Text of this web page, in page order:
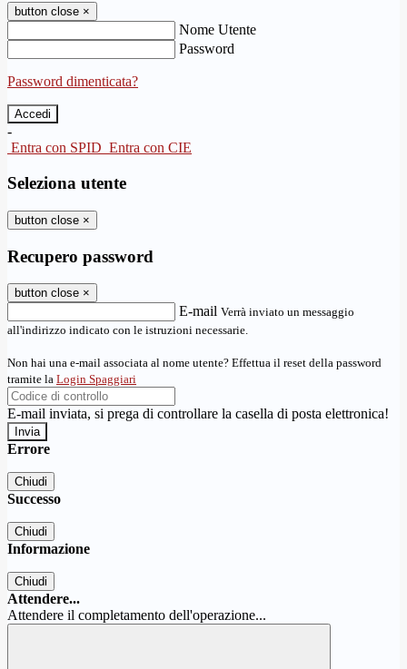
button close ×
Nome Utente
Password
Password dimenticata?
-
Entra con SPID Entra con CIE
Seleziona utente
button close ×
Recupero password
button close ×
E-mail Verrà inviato un messaggio
all'indirizzo indicato con le istruzioni necessarie.
Non hai una e-mail associata al nome utente? Effettua il reset della password
tramite la Login Spaggiari
E-mail inviata, si prega di controllare la casella di posta elettronica!
Errore
Chiudi
Successo
Chiudi
Informazione
Chiudi
Attendere...
Attendere il completamento dell'operazione...